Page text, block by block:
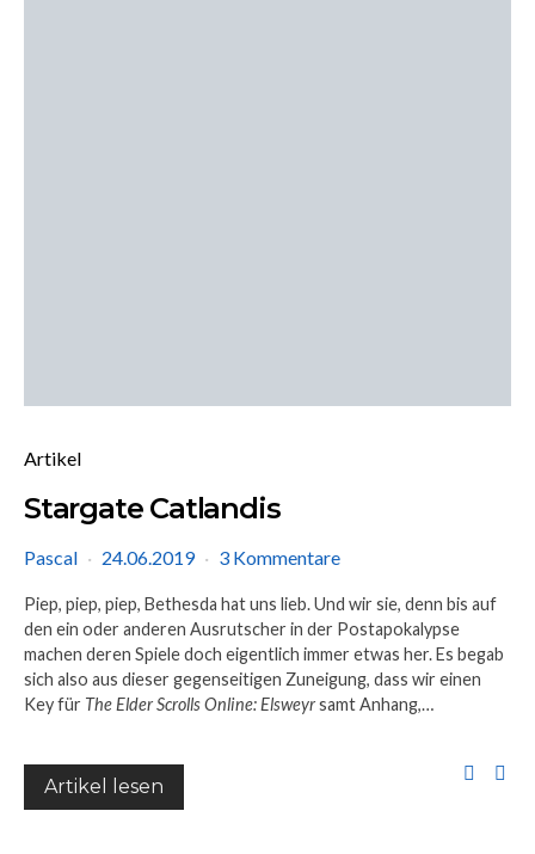
Artikel
Stargate Catlandis
Pascal 24.06.2019 3 Kommentare
Piep, piep, piep, Bethesda hat uns lieb. Und wir sie, denn bis auf
den ein oder anderen Ausrutscher in der Postapokalypse
machen deren Spiele doch eigentlich immer etwas her. Es begab
sich also aus dieser gegenseitigen Zuneigung, dass wir einen
Key für The Elder Scrolls Online: Elsweyrsamt Anhang,…
Artikel lesen